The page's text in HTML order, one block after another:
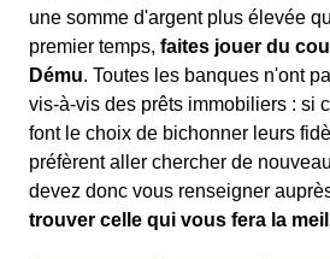
une somme d'argent plus élevée
premier temps, faites jouer du
Dému. Toutes les banques n'ont
vis-à-vis des prêts immobiliers : si
font le choix de bichonner leurs
préfèrent aller chercher de
devez donc vous renseigner
trouver celle qui vous fera la